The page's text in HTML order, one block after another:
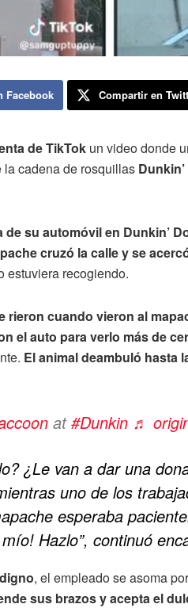
Facebook Compartir en
de TikTok un video donde
la cadena de rosquillas
de su automóvil en Dunkin’
cruzó la calle y se
estuviera recogiendo.
rieron cuando vieron al
el auto para verlo más de
El animal deambuló hasta
at#Dunkin ♬
¿Le van a dar una
uno de los
esperaba
Hazlo”, continuó
, el empleado se asoma
sus brazos y acepta el